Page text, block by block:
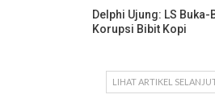
Delphi Ujung: LS
Korupsi Bibit Kopi
LIHAT ARTIKEL